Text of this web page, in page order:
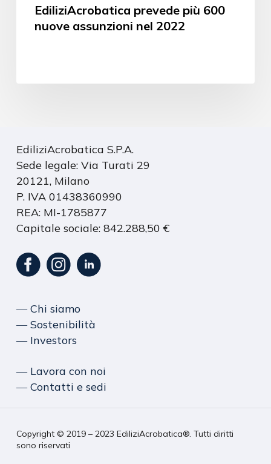
EdiliziAcrobatica prevede più 600
nuove assunzioni nel 2022
EdiliziAcrobatica S.P.A.
Sede legale: Via Turati 29
20121, Milano
P. IVA 01438360990
REA: MI-1785877
Capitale sociale: 842.288,50 €
― Chi siamo
― Sostenibilità
― Investors
― Lavora con noi
― Contatti e sedi
Copyright © 2019 – 2023 EdiliziAcrobatica®. Tutti diritti
sono riservati